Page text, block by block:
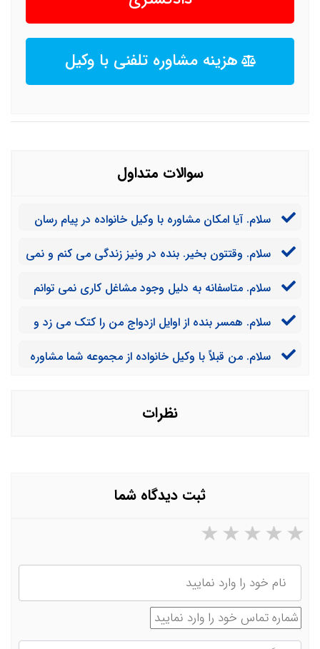
هزینه مشاوره تلفنی با وکیل
سوالات متداول
سلام. آیا امکان مشاوره با وکیل خانواده در پیام رسان
سلام. وقتتون بخیر. بنده در ونیز زندگی می کنم و نمی
خانوادگی می توانم با وکلای شما هماهنگ شوم؟
سلام. متاسفانه به دلیل وجود مشاغل کاری نمی توانم
تلفنی یا آنلاین مورد تایید شماست؟
سلام. همسر بنده از اوایل ازدواج من را کتک می زد و
با وکیل مشورت کنم. چه مقدار باید هزینه کنم؟
سلام. من قبلاً با وکیل خانواده از مجموعه شما مشاوره
نظرات
ثبت دیدگاه شما
۵ ستاره از ۵ ۴ ستاره از ۵ ۳ ستاره از ۵ ۲ ستاره از ۵
نام
شماره تماس